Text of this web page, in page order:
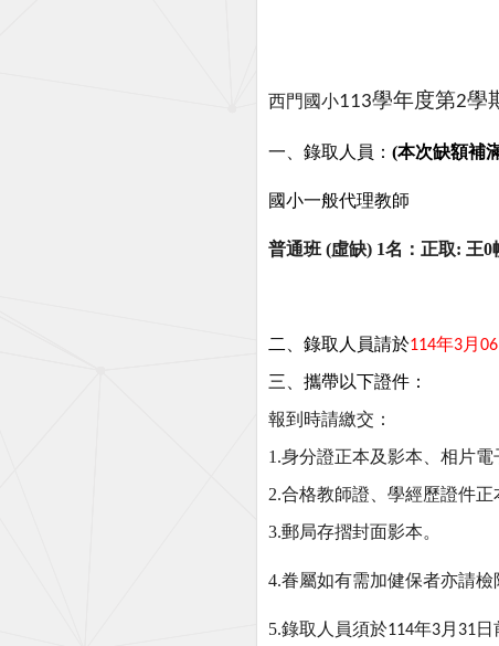
西門國小113學年度第2學
一、錄取人員： (本次缺額補
國小一般代理教師
普通班 (虛缺) 1名：正取: 王0
二、錄取人員請於114年3月 06
三、攜帶以下證件：
報到時請繳交：
1.身分證正本及影本、相片電
2.合格教師證、學經歷證件正
3.郵局存摺封面影本。
4.眷屬如有需加健保者亦請檢
5.錄取人員須於114年3月 31